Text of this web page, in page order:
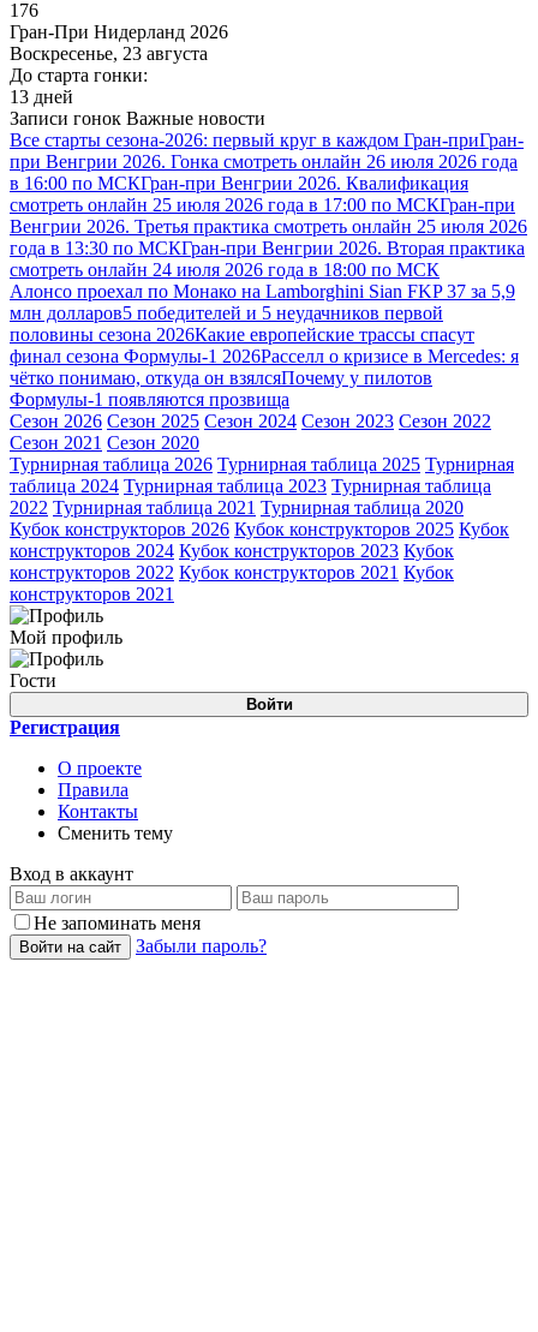
176
Гран-При Нидерланд 2026
Воскресенье, 23 августа
До старта гонки:
13 дней
Записи гонок Важные новости
Все старты сезона-2026: первый круг в каждом Гран-приГран-
при Венгрии 2026. Гонка смотреть онлайн 26 июля 2026 года
в 16:00 по МСКГран-при Венгрии 2026. Квалификация
смотреть онлайн 25 июля 2026 года в 17:00 по МСКГран-при
Венгрии 2026. Третья практика смотреть онлайн 25 июля 2026
года в 13:30 по МСКГран-при Венгрии 2026. Вторая практика
смотреть онлайн 24 июля 2026 года в 18:00 по МСК
Алонсо проехал по Монако на Lamborghini Sian FKP 37 за 5,9
млн долларов5 победителей и 5 неудачников первой
половины сезона 2026Какие европейские трассы спасут
финал сезона Формулы-1 2026Расселл о кризисе в Mercedes: я
чётко понимаю, откуда он взялсяПочему у пилотов
Формулы-1 появляются прозвища
Сезон 2026 Сезон 2025 Сезон 2024 Сезон 2023 Сезон 2022
Сезон 2021 Сезон 2020
Турнирная таблица 2026 Турнирная таблица 2025 Турнирная
таблица 2024 Турнирная таблица 2023 Турнирная таблица
2022 Турнирная таблица 2021 Турнирная таблица 2020
Кубок конструкторов 2026 Кубок конструкторов 2025 Кубок
конструкторов 2024 Кубок конструкторов 2023 Кубок
конструкторов 2022 Кубок конструкторов 2021 Кубок
конструкторов 2021
Мой профиль
Гости
Войти
Регистрация
О проекте
Правила
Контакты
Сменить тему
Вход в аккаунт
Не запоминать меня
Войти на сайт Забыли пароль?